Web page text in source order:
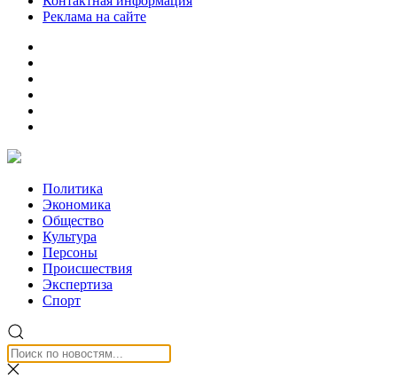
Реклама на сайте
Политика
Экономика
Общество
Культура
Персоны
Происшествия
Экспертиза
Спорт